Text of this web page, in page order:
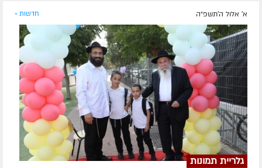
א' אלול ה׳תשפ״ה חדשות »
גלריית תמונות